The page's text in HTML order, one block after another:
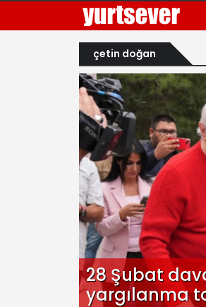
çetin doğan
28 Şubat
yargılanma